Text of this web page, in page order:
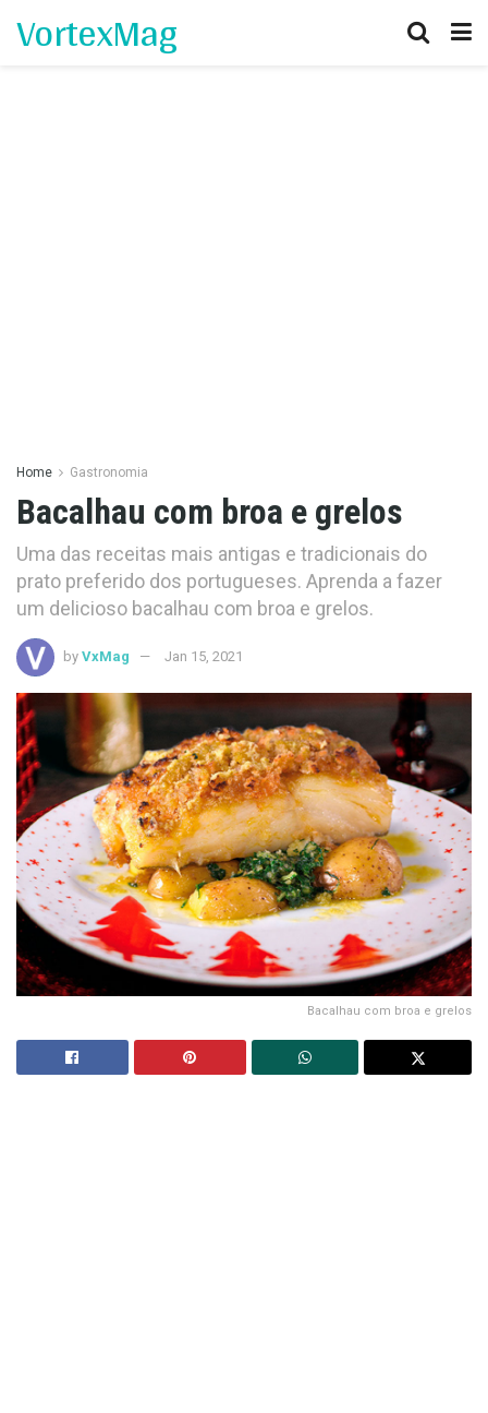
VortexMag
Home Gastronomia
Bacalhau com broa e grelos
Uma das receitas mais antigas e tradicionais do
prato preferido dos portugueses. Aprenda a fazer
um delicioso bacalhau com broa e grelos.
by VxMag Jan 15, 2021
Bacalhau com broa e grelos